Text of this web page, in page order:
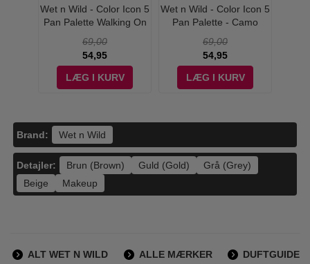
Wet n Wild - Color Icon 5
Pan Palette Walking On
69,00
54,95
LÆG I KURV
Wet n Wild - Color Icon 5
Pan Palette - Camo
69,00
54,95
LÆG I KURV
Brand: Wet n Wild
Detajler: Brun (Brown) Guld (Gold)
Grå (Grey)
Beige
Makeup
ALT WET N WILD ALLE MÆRKER
DUFTGUIDE